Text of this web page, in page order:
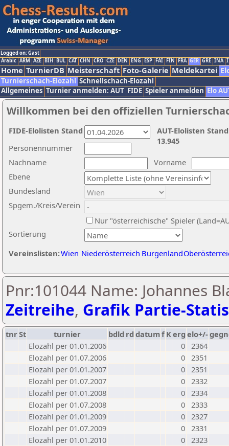
Logged on: Gast
Arabic ARM AZE BIH BUL CAT CHN CRO CZE DEN ENG ESP FAI FIN FRA GER GRE INA
Home TurnierDB Meisterschaft Foto-Galerie Meldekartei
Turnierschach-Elozahl Schnellschach-Elozahl
Allgemeines Turnier anmelden: AUT FIDE Spieler anmelden Elo
Willkommen bei den offiziellen
Nachname
Vorname
Ebene
Sortierung
Personennummer
Bundesland
Spgem./Kreis/Verein
Nur "österreichische" Spieler
Vereinslisten:Wien Niederösterreich Burgenland
AUT-Elolisten
13.945
FIDE-Elolisten Stand
Pnr:101044 Name: Johannes
Zeitreihe, Grafik Partie-
tnrSt turnier bdld rd datumf Kerg elo+/-
Elozahl per 01.01.2006
0 2364
Elozahl per 01.07.2006
0 2351
Elozahl per 01.01.2007
0 2351
Elozahl per 01.07.2007
0 2332
Elozahl per 01.01.2008
0 2334
Elozahl per 01.07.2008
0 2333
Elozahl per 01.01.2009
0 2327
Elozahl per 01.07.2009
0 2331
Elozahl per 01.01.2010
0 2323